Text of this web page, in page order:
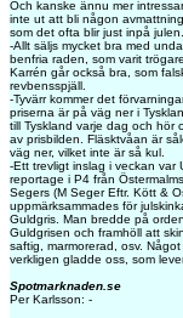
Och kanske ännu mer
inte ut att bli någon
som det ofta blir just inpå julen.
-Allt säljs mycket bra med
benfria raden, som varit
Karrén går också bra, som
revbensspjäll.
-Tyvärr kommer det
priserna är på väg ner i
till Tyskland varje dag och hör
av prisbilden. Fläsktvåan är
väg ner, vilket inte är så kul.
-Ett trevligt inslag i veckan var
reportage i P4 från
Segers (M Seger Eftr. Kött &
uppmärksammades för
Guldgris. Man bredde på
Guldgrisen och framhöll att
saftig, marmorerad, osv. Något
verkligen gladde oss, som
Spotmarknaden.se
Per Karlsson: -